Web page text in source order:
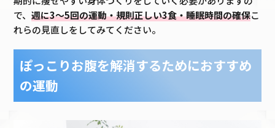
で、 週に3〜5回の運動・規則正しい3食・睡眠時間の確保こ
れらの見直しをしてみてください。
ぽっこりお腹を解消するためにおすすめ
の運動